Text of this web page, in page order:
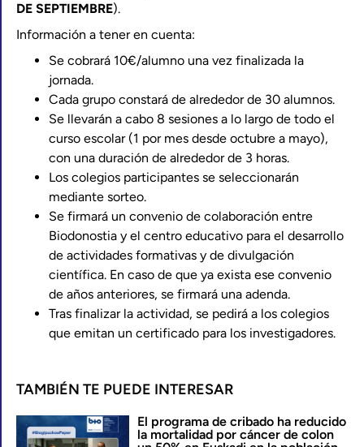
DE SEPTIEMBRE).
Información a tener en cuenta:
Se cobrará 10€/alumno una vez finalizada la
jornada.
Cada grupo constará de alrededor de 30 alumnos.
Se llevarán a cabo 8 sesiones a lo largo de todo el
curso escolar (1 por mes desde octubre a mayo),
con una duración de alrededor de 3 horas.
Los colegios participantes se seleccionarán
mediante sorteo.
Se firmará un convenio de colaboración entre
Biodonostia y el centro educativo para el desarrollo
de actividades formativas y de divulgación
científica. En caso de que ya exista ese convenio
de años anteriores, se firmará una adenda.
Tras finalizar la actividad, se pedirá a los colegios
que emitan un certificado para los investigadores.
TAMBIÉN TE PUEDE INTERESAR
El programa de cribado ha reducido
la mortalidad por cáncer de colon